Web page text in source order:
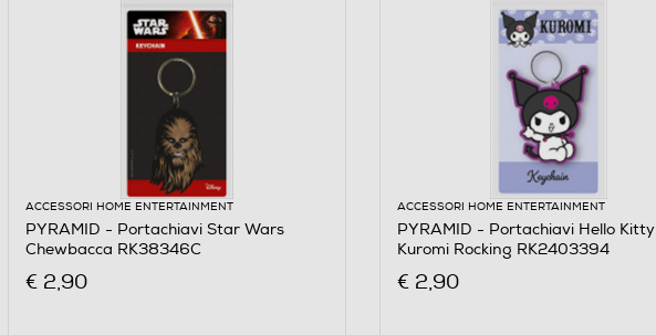
ACCESSORI HOME ENTERTAINMENT
PYRAMID - Portachiavi Star Wars
Chewbacca RK38346C
€ 2,90
ACCESSORI HOME ENTERTAINMENT
PYRAMID - Portachiavi Hello Kitty
Kuromi Rocking RK2403394
€ 2,90